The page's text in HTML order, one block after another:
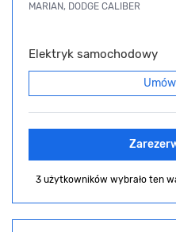
MARIAN, DODGE CALIBER
Elektryk samochodowy
3 użytkowników wybrało ten